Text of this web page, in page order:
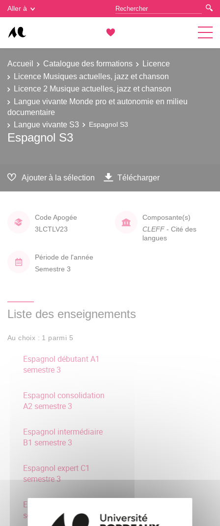
Aller à
Accueil Catalogue des formations
Licence
Licence Musiques actuelles, jazz et chanson
Licence 2 Musique actuelles, jazz et chanson
Langue vivante Monde pro et autonomie en milieu
documentaire
Langue vivante S3
Espagnol S3
Espagnol S3
Ajouter à la sélection Télécharger
Code Apogée
3LCTLV23
Composante(s)
CLEFF - Cité des
langues
Période de l'année
Semestre 3
Liste des enseignements
Au choix : 1 parmi 5
Espagnol débutant A1
semestre 3
Espagnol consolidation
A2 semestre 3
Espagnol intermédiaire
B1 semestre 3
Espagnol expert C1
semestre 3
Espagnol avancé B2
semestre 3
Gestion des cookies